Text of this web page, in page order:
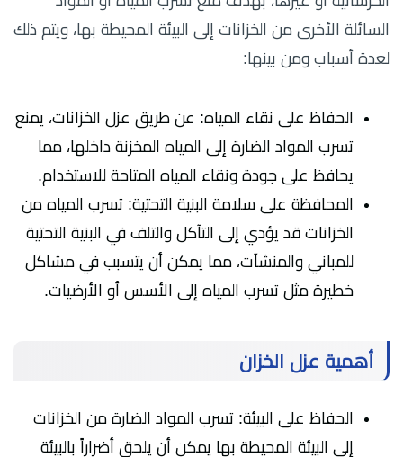
السائلة الأخرى من الخزانات إلى البيئة المحيطة بها، ويتم ذلك
لعدة أسباب ومن بينها:
الحفاظ على نقاء المياه: عن طريق عزل الخزانات، يمنع
تسرب المواد الضارة إلى المياه المخزنة داخلها، مما
يحافظ على جودة ونقاء المياه المتاحة للاستخدام.
المحافظة على سلامة البنية التحتية: تسرب المياه من
الخزانات قد يؤدي إلى التآكل والتلف في البنية التحتية
للمباني والمنشآت، مما يمكن أن يتسبب في مشاكل
خطيرة مثل تسرب المياه إلى الأسس أو الأرضيات.
أهمية عزل الخزان
الحفاظ على البيئة: تسرب المواد الضارة من الخزانات
إلى البيئة المحيطة بها يمكن أن يلحق أضراراً بالبيئة